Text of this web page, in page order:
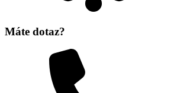
Máte dotaz?